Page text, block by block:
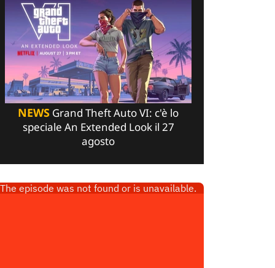
NEWS Grand Theft Auto VI: c'è lo
speciale An Extended Look il 27
agosto